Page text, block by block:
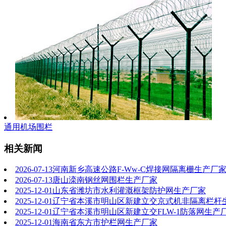
通用机场围栏
相关新闻
2026-07-13河南新乡高速公路F-Ww-C焊接网隔离栅生产厂家
2026-07-13唐山滦南钢丝网围栏生产厂家
2025-12-01 山东省潍坊市水利灌溉框架防护网生产厂家
2025-12-01辽宁省本溪市明山区新建立交京式机非隔离栏杆
2025-12-01辽宁省本溪市明山区新建立交FLW-1防落网生产
2025-12-01海南省东方市护栏网生产厂家